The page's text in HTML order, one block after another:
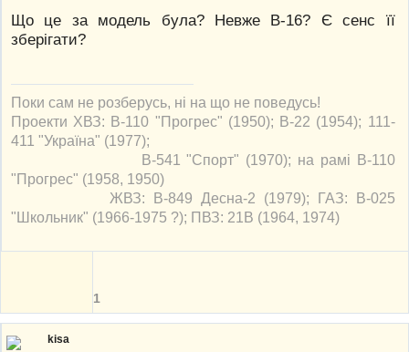
Що це за модель була? Невже В-16? Є сенс її
зберігати?
Поки сам не розберусь, ні на що не поведусь!
Проекти ХВЗ: В-110 "Прогрес" (1950); В-22 (1954); 111-
411 "Україна" (1977);
В-541 "Спорт" (1970); на рамі В-110
"Прогрес" (1958, 1950)
ЖВЗ: В-849 Десна-2 (1979); ГАЗ: В-025
"Школьник" (1966-1975 ?); ПВЗ: 21В (1964, 1974)
1
kisa